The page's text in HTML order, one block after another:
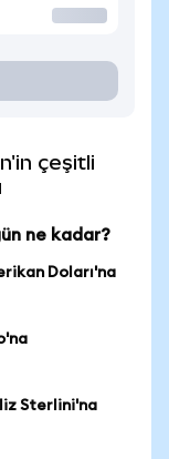
çeşitli
ne kadar?
Doları'na
Sterlini'na